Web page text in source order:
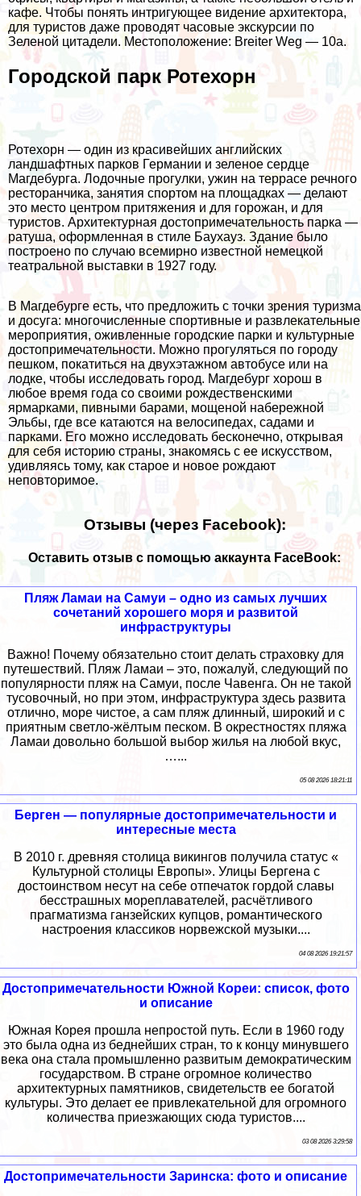
кафе. Чтобы понять интригующее видение архитектора,
для туристов даже проводят часовые экскурсии по
Зеленой цитадели. Местоположение: Breiter Weg — 10a.
Городской парк Ротехорн
Ротехорн — один из красивейших английских
ландшафтных парков Германии и зеленое сердце
Магдебурга. Лодочные прогулки, ужин на террасе речного
ресторанчика, занятия спортом на площадках — делают
это место центром притяжения и для горожан, и для
туристов. Архитектурная достопримечательность парка —
ратуша, оформленная в стиле Баухауз. Здание было
построено по случаю всемирно известной немецкой
театральной выставки в 1927 году.
В Магдебурге есть, что предложить с точки зрения туризма
и досуга: многочисленные спортивные и развлекательные
мероприятия, оживленные городские парки и культурные
достопримечательности. Можно прогуляться по городу
пешком, покатиться на двухэтажном автобусе или на
лодке, чтобы исследовать город. Магдебург хорош в
любое время года со своими рождественскими
ярмарками, пивными барами, мощеной набережной
Эльбы, где все катаются на велосипедах, садами и
парками. Его можно исследовать бесконечно, открывая
для себя историю страны, знакомясь с ее искусством,
удивляясь тому, как старое и новое рождают
неповторимое.
Отзывы (через Facebook):
Оставить отзыв с помощью аккаунта FaceBook:
Пляж Ламаи на Самуи – одно из самых лучших
сочетаний хорошего моря и развитой
инфраструктуры
Важно! Почему обязательно стоит делать страховку для
путешествий. Пляж Ламаи – это, пожалуй, следующий по
популярности пляж на Самуи, после Чавенга. Он не такой
тусовочный, но при этом, инфраструктура здесь развита
отлично, море чистое, а сам пляж длинный, широкий и с
приятным светло-жёлтым песком. В окрестностях пляжа
Ламаи довольно большой выбор жилья на любой вкус,
…...
05 08 2026 18:21:11
Берген — популярные достопримечательности и
интересные места
В 2010 г. древняя столица викингов получила статус «
Культурной столицы Европы». Улицы Бергена с
достоинством несут на себе отпечаток гордой славы
бесстрашных мореплавателей, расчётливого
прагматизма ганзейских купцов, романтического
настроения классиков норвежской музыки....
04 08 2026 19:21:57
Достопримечательности Южной Кореи: список, фото
и описание
Южная Корея прошла непростой путь. Если в 1960 году
это была одна из беднейших стран, то к концу минувшего
века она стала промышленно развитым демократическим
государством. В стране огромное количество
архитектурных памятников, свидетельств ее богатой
культуры. Это делает ее привлекательной для огромного
количества приезжающих сюда туристов....
03 08 2026 3:29:58
Достопримечательности Заринска: фото и описание